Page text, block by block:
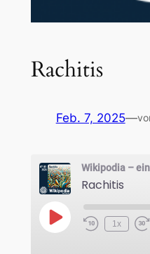
Rachitis
Feb. 7, 2025—
Wikipodia –
Rachitis
Play
Episode
1x